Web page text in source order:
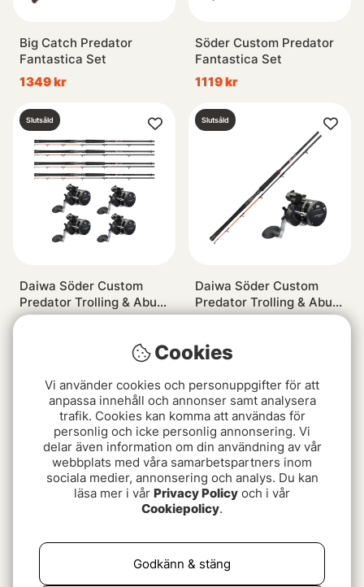
Big Catch Predator
Fantastica Set
1349 kr
Söder Custom Predator
Fantastica Set
1119 kr
Slutsåld
Daiwa Söder Custom
Predator Trolling & Abu
Garcia Cardinal Combo
Slutsåld
Daiwa Söder Custom
Predator Trolling & Abu
Garcia Cardinal Combo
Predator Trolling & Abu
Garcia Cardinal Combo
2-Pack
Slutsåld
Predator Trolling &
Okuma Convector LC
CV-20D Combo 2-Pack
2699 kr
Cookies
Vi använder cookies och personuppgifter för att
anpassa innehåll och annonser samt analysera
trafik. Cookies kan komma att användas för
personlig och icke personlig annonsering. Vi
delar även information om din användning av vår
webbplats med våra samarbetspartners inom
sociala medier, annonsering och analys. Du kan
läsa mer i vår Privacy Policy och i vår
Cookiepolicy.
Godkänn & stäng